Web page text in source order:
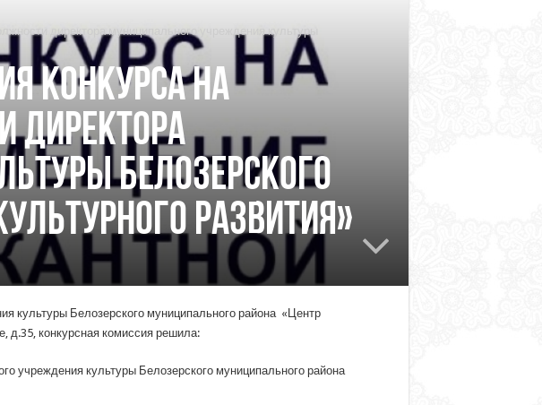
директора муниципального учреждения культуры
конкурса на
директора
Белозерского
развития»
культуры Белозерского муниципального района «Центр
д.35, конкурсная комиссия решила:
учреждения культуры Белозерского муниципального района